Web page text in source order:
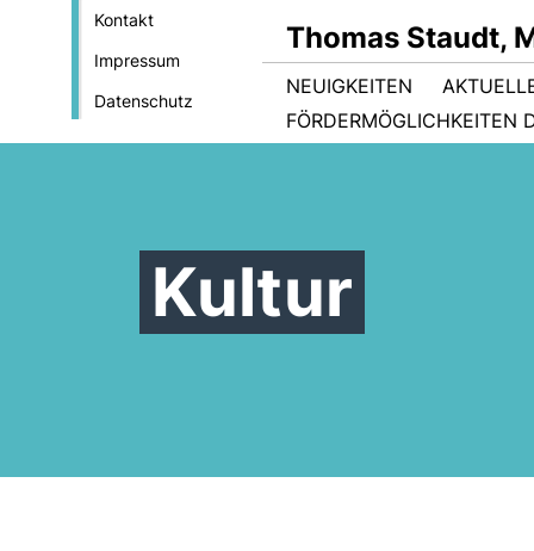
Kontakt
Impressum
Datenschutz
Thomas Staudt,
NEUIGKEITEN
FÖRDERMÖGLICHKEITEN
Kultur